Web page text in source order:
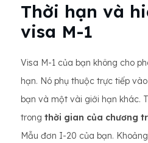
Thời hạn và
visa M-1
Visa M-1 của bạn không cho
hạn. Nó phụ thuộc trực tiếp
bạn và một vài giới hạn khác.
trong thời gian của chương
Mẫu đơn I-20 của bạn.